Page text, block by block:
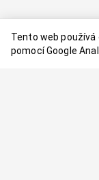
Tento web
pomocí Google